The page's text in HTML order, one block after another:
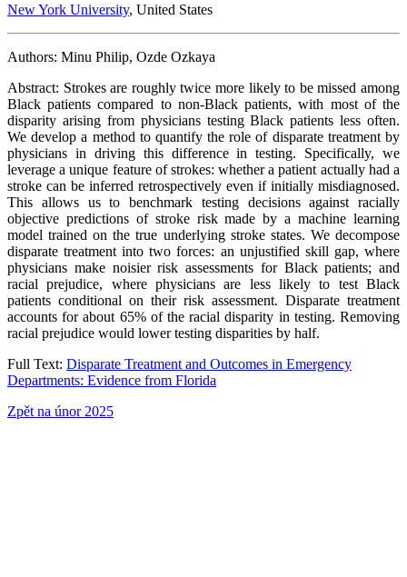
New York University, United States
Authors: Minu Philip, Ozde Ozkaya
Abstract: Strokes are roughly twice more likely to be missed among
Black patients compared to non-Black patients, with most of the
disparity arising from physicians testing Black patients less often.
We develop a method to quantify the role of disparate treatment by
physicians in driving this difference in testing. Specifically, we
leverage a unique feature of strokes: whether a patient actually had a
stroke can be inferred retrospectively even if initially misdiagnosed.
This allows us to benchmark testing decisions against racially
objective predictions of stroke risk made by a machine learning
model trained on the true underlying stroke states. We decompose
disparate treatment into two forces: an unjustified skill gap, where
physicians make noisier risk assessments for Black patients; and
racial prejudice, where physicians are less likely to test Black
patients conditional on their risk assessment. Disparate treatment
accounts for about 65% of the racial disparity in testing. Removing
racial prejudice would lower testing disparities by half.
Full Text: Disparate Treatment and Outcomes in Emergency
Departments: Evidence from Florida
Zpět na únor 2025